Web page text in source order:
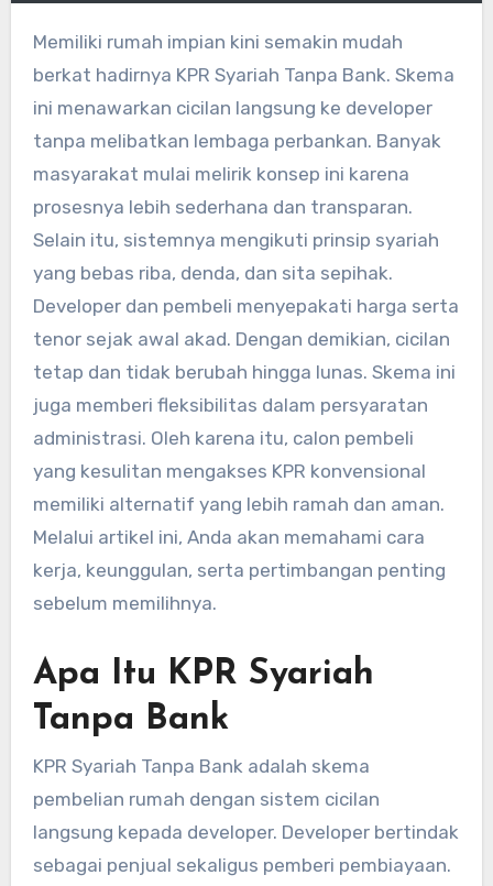
Memiliki rumah impian kini semakin mudah
berkat hadirnya KPR Syariah Tanpa Bank. Skema
ini menawarkan cicilan langsung ke developer
tanpa melibatkan lembaga perbankan. Banyak
masyarakat mulai melirik konsep ini karena
prosesnya lebih sederhana dan transparan.
Selain itu, sistemnya mengikuti prinsip syariah
yang bebas riba, denda, dan sita sepihak.
Developer dan pembeli menyepakati harga serta
tenor sejak awal akad. Dengan demikian, cicilan
tetap dan tidak berubah hingga lunas. Skema ini
juga memberi fleksibilitas dalam persyaratan
administrasi. Oleh karena itu, calon pembeli
yang kesulitan mengakses KPR konvensional
memiliki alternatif yang lebih ramah dan aman.
Melalui artikel ini, Anda akan memahami cara
kerja, keunggulan, serta pertimbangan penting
sebelum memilihnya.
Apa Itu KPR Syariah
Tanpa Bank
KPR Syariah Tanpa Bank adalah skema
pembelian rumah dengan sistem cicilan
langsung kepada developer. Developer bertindak
sebagai penjual sekaligus pemberi pembiayaan.